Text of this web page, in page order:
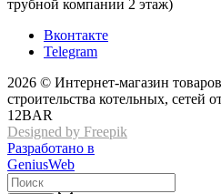
трубной компании 2 этаж)
Вконтакте
Telegram
2026 © Интернет-магазин
строительства котельных, сетей
12BAR
Designed by Freepik
Разработано в
GeniusWeb